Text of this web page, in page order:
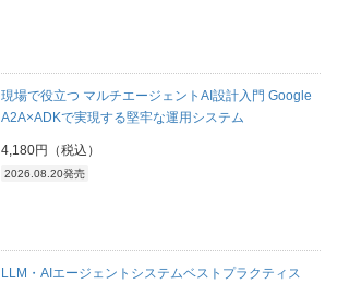
現場で役立つ マルチエージェントAI設計入門 Google
A2A×ADKで実現する堅牢な運用システム
4,180円（税込）
2026.08.20発売
LLM・AIエージェントシステムベストプラクティス